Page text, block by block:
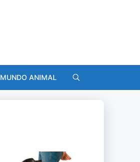
MUNDO ANIMAL